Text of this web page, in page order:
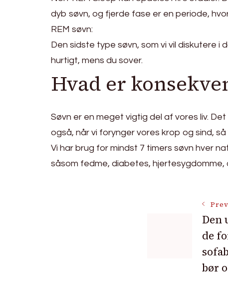
dyb søvn, og fjerde fase er en periode,
REM søvn:
Den sidste type søvn, som vi vil diskutere i
hurtigt, mens du sover.
Hvad er
Søvn er en meget vigtig del af vores liv.
også, når vi forynger vores krop og sind,
Vi har brug for mindst 7 timers søvn hver
såsom fedme, diabetes, hjertesygdomme,
Den
de
bør